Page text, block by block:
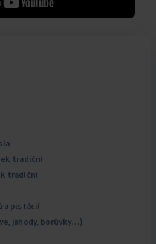
tradiční
tradiční
a pistácií
jahody, borůvky…)